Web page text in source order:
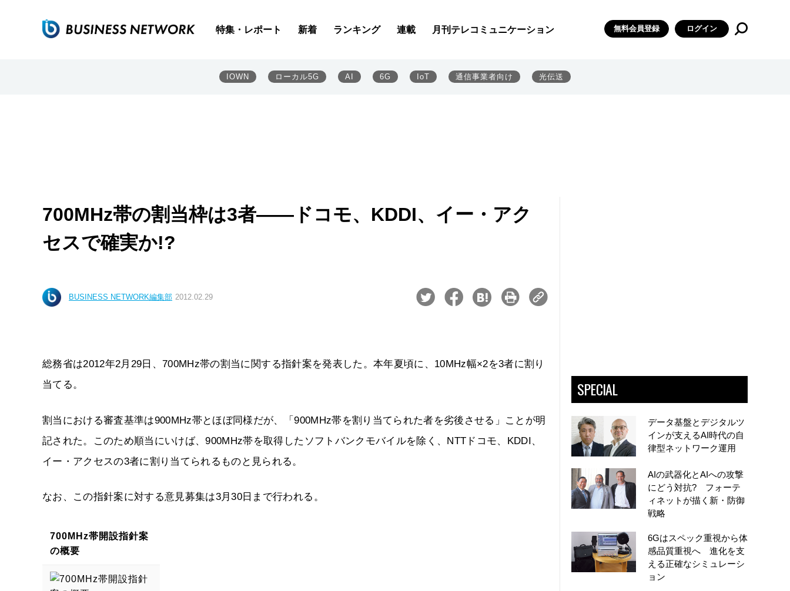
特集・レポート 新着 ランキング 連載 月刊テレコミュニケーション 無料会員登録 ログイン
IOWN ローカル5G AI 6G IoT 通信事業者向け 光伝送
700MHz帯の割当枠は3者――ドコモ、KDDI、イー・アク
セスで確実か!?
BUSINESS NETWORK編集部 2012.02.29
総務省は2012年2月29日、700MHz帯の割当に関する指針案を発表した。本年夏頃に、10MHz幅×2を3者に割り
当てる。
割当における審査基準は900MHz帯とほぼ同様だが、「900MHz帯を割り当てられた者を劣後させる」ことが明
記された。このため順当にいけば、900MHz帯を取得したソフトバンクモバイルを除く、NTTドコモ、KDDI、
イー・アクセスの3者に割り当てられるものと見られる。
なお、この指針案に対する意見募集は3月30日まで行われる。
700MHz帯開設指針案
の概要
SPECIAL
データ基盤とデジタルツ
インが支えるAI時代の自
律型ネットワーク運用
AIの武器化とAIへの攻撃
にどう対抗? フォーテ
ィネットが描く新・防御
戦略
6Gはスペック重視から体
感品質重視へ 進化を支
える正確なシミュレーシ
ョン